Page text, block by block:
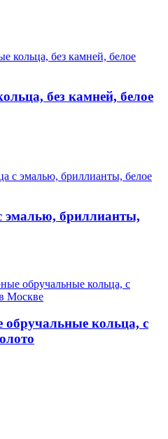
без камней, белое
эмалью, бриллианты,
кольца, с